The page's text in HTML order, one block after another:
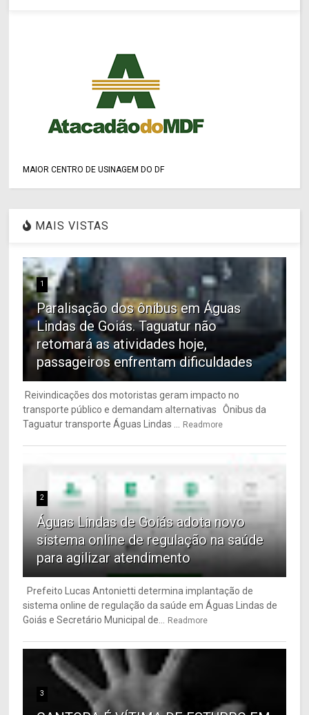
MAIOR CENTRO DE USINAGEM DO DF
MAIS VISTAS
1
Paralisação dos ônibus em Águas
Lindas de Goiás. Taguatur não
retomará as atividades hoje,
passageiros enfrentam dificuldades
Reivindicações dos motoristas geram impacto no
transporte público e demandam alternativas Ônibus da
Taguatur transporte Águas Lindas ... Readmore
2
Águas Lindas de Goiás adota novo
sistema online de regulação na saúde
para agilizar atendimento
Prefeito Lucas Antonietti determina implantação de
sistema online de regulação da saúde em Águas Lindas de
Goiás e Secretário Municipal de... Readmore
3